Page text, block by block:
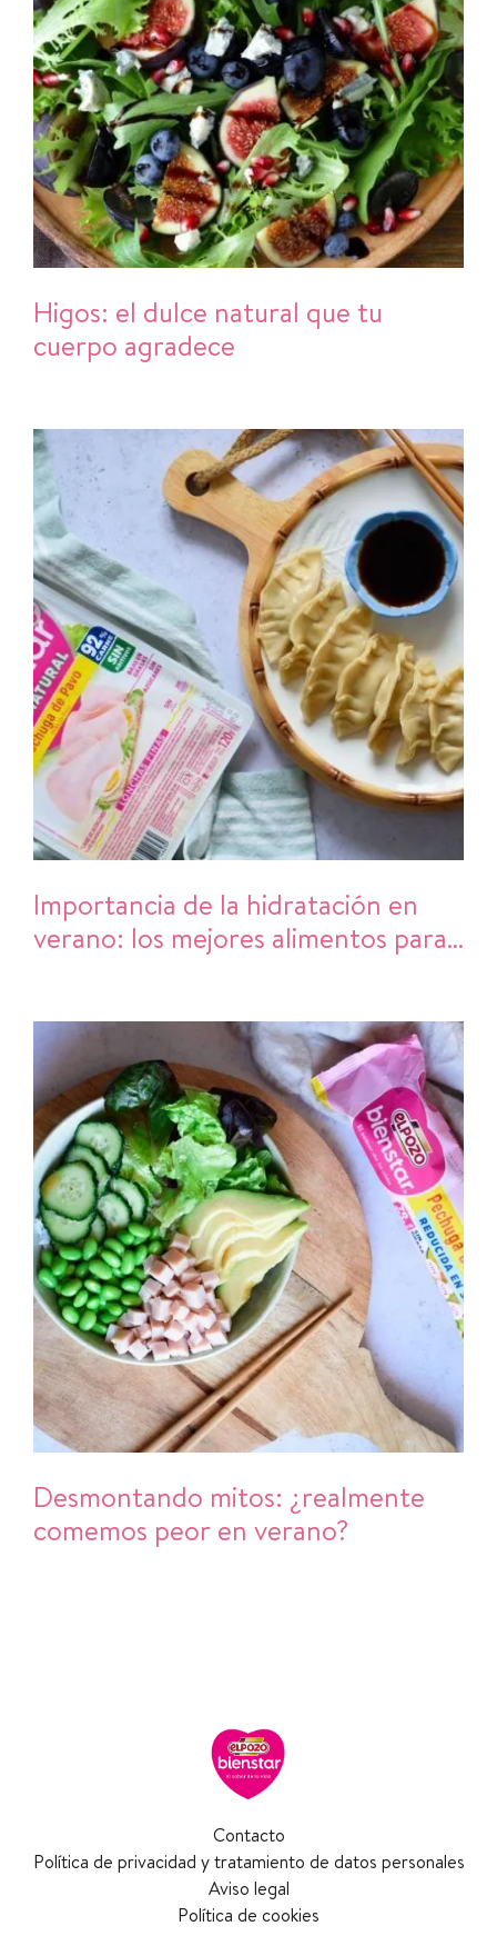
Higos: el dulce natural que tu
cuerpo agradece
Importancia de la hidratación en
verano: los mejores alimentos para
Desmontando mitos: ¿realmente
comemos peor en verano?
Contacto
Política de privacidad y tratamiento de datos personales
Aviso legal
Política de cookies